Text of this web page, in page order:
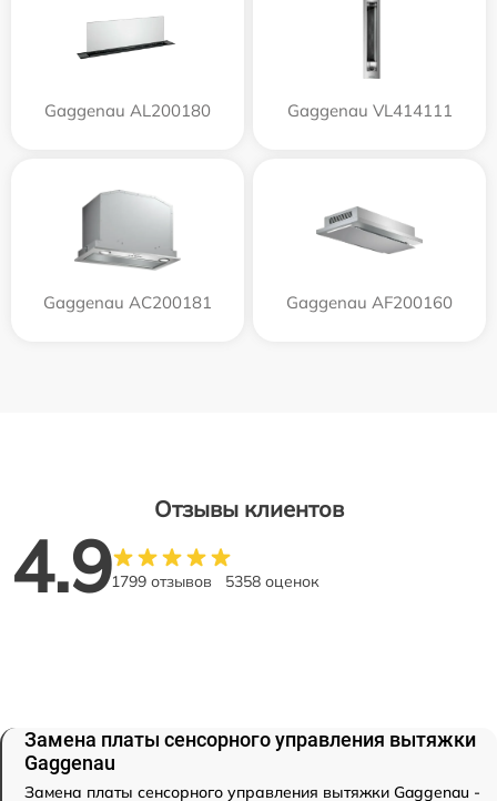
Gaggenau AL200180 Gaggenau VL414111
Gaggenau AC200181 Gaggenau AF200160
Отзывы клиентов
4.91799 отзывов 5358 оценок
Замена платы сенсорного управления вытяжки
Gaggenau
Замена платы сенсорного управления вытяжки Gaggenau -